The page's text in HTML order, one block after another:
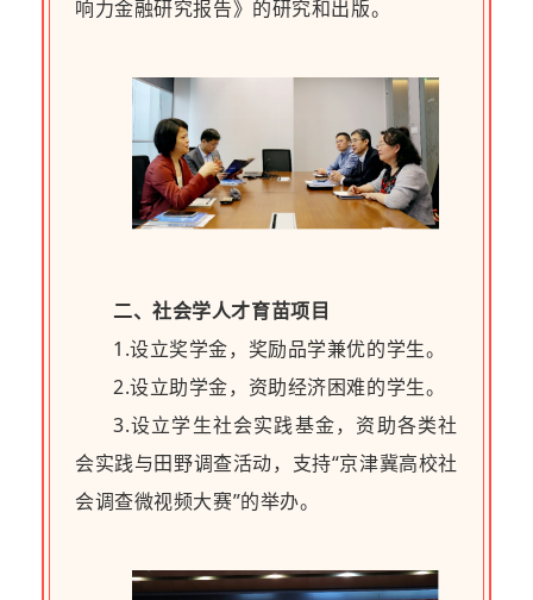
响力金融研究报告》的研究和出版。
二、社会学人才育苗项目
1.设立奖学金，奖励品学兼优的学生。
2.设立助学金，资助经济困难的学生。
3.设立学生社会实践基金，资助各类社
会实践与田野调查活动，支持“京津冀高校社
会调查微视频大赛”的举办。